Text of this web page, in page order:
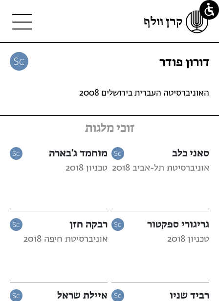
דורון פודר
האוניברסיטה העברית בירושלים 2008
זוכי מלגות
סאני כלב
אוניברסיטת תל-אביב 2018
מוחמד ג'בארה
טכניון 2018
גריגורי ספקטור
טכניון 2018
רבקה חזן
אוניברסיטת חיפה 2018
רביד שניו איילת שראל